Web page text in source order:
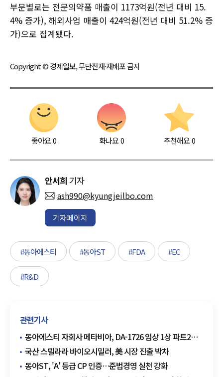
부문별로는 전문의약품 매출이 1173억원(전년 대비 15.
4% 증가), 해외사업 매출이 424억원(전년 대비 51.2% 증
가)으로 집계됐다.
Copyright © 경제일보, 무단전재·재배포 금지
좋아요0 화나요0 추천해요 0
안서희 기자
ash990@kyungjeilbo.com
기자페이지
#동아에스티 #동아ST #FDA #EC
#R&D
관련기사
동아에스티 자회사 메타비아, DA-1726 임상 1상 파트2
성공
국산 스텔라라 바이오시밀러, 美 시장 진출 박차
동아ST, 'A' 등급 CP 인증…준법경영 실천 강화